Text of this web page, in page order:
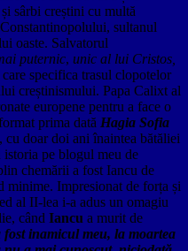
sârbi creștini cu multă
sultanul
oaste. Salvatorul
puternic, unic al lui Cristos,
specifica trasul clopotelor
creștinismului. Papa Calixt al
europene pentru a face o
prima dată Hagia Sofia
doar doi ani înaintea bătăliei
pe blogul meu de
chemării a fost Iancu de
minime. Impresionat de forța și
al II-lea i-a adus un omagiu
când Iancu a murit de
fost inamicul meu, la moartea